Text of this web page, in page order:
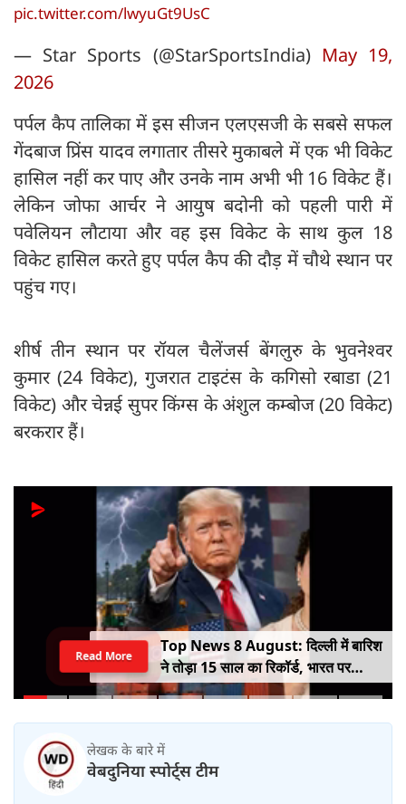
pic.twitter.com/lwyuGt9UsC
— Star Sports (@StarSportsIndia) May 19,
2026
पर्पल कैप तालिका में इस सीजन एलएसजी के सबसे सफल
गेंदबाज प्रिंस यादव लगातार तीसरे मुकाबले में एक भी विकेट
हासिल नहीं कर पाए और उनके नाम अभी भी 16 विकेट हैं।
लेकिन जोफा आर्चर ने आयुष बदोनी को पहली पारी में
पवेलियन लौटाया और वह इस विकेट के साथ कुल 18
विकेट हासिल करते हुए पर्पल कैप की दौड़ में चौथे स्थान पर
पहुंच गए।
शीर्ष तीन स्थान पर रॉयल चैलेंजर्स बेंगलुरु के भुवनेश्वर
कुमार (24 विकेट), गुजरात टाइटंस के कगिसो रबाडा (21
विकेट) और चेन्नई सुपर किंग्स के अंशुल कम्बोज (20 विकेट)
बरकरार हैं।
Top News 8 August: दिल्ली में बारिश
ने तोड़ा 15 साल का रिकॉर्ड, भारत पर
100% टैरिफ का खतरा; Gen Z पर कंगना
Read More
लेखक के बारे में
वेबदुनिया स्पोर्ट्स टीम